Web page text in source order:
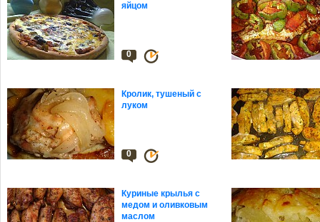
яйцом
0
Кролик, тушеный с
луком
0
Куриные крылья с
медом и оливковым
маслом